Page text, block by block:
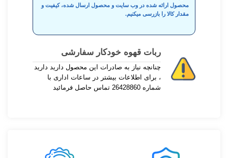
محصول ارائه شده در وب سایت و محصول ارسال شده، کیفیت و
مقدار کالا را بازرسی میکنیم.
ربات قهوه خودکار سفارشی
چنانچه نیاز به صادرات این محصول دارید دارید
، برای اطلاعات بیشتر در ساعات اداری با
شماره 26428860 تماس حاصل فرمائید